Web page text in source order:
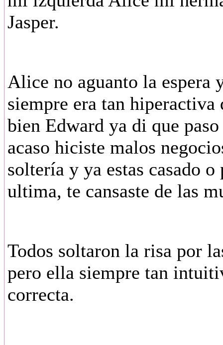
Jasper.
Alice no aguanto la espera
siempre era tan hiperactiva
bien Edward ya di que
acaso hiciste malos
soltería y ya estas casado
ultima, te cansaste de las
Todos soltaron la risa por
pero ella siempre tan
correcta.